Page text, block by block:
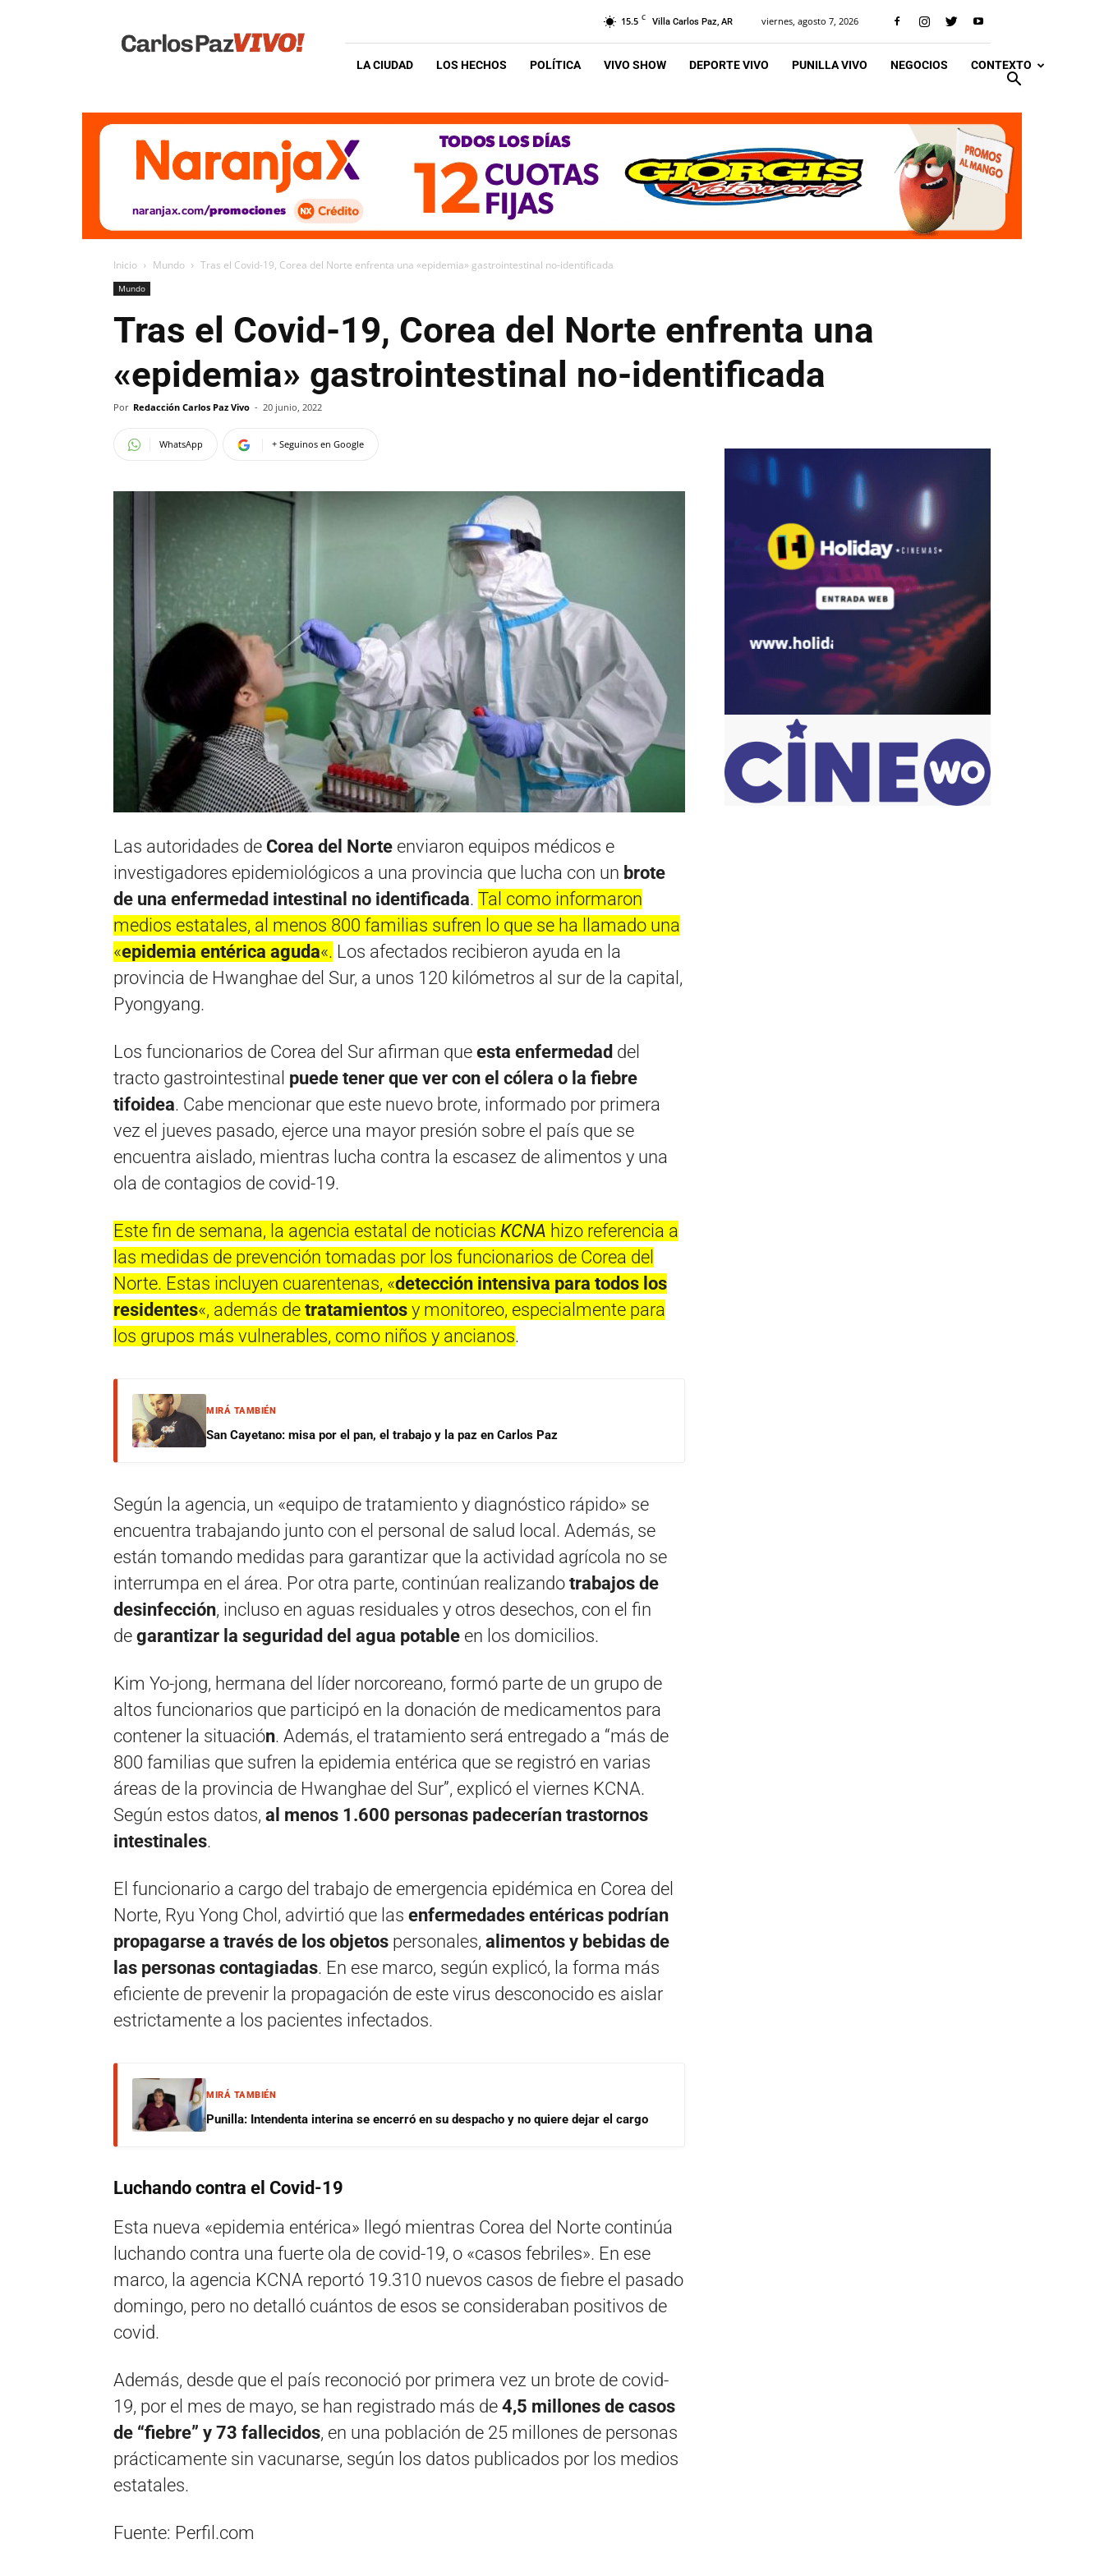
Vivo
15.5 C Villa Carlos Paz, AR viernes, agosto 7, 2026
LA CIUDAD LOS HECHOS POLÍTICA VIVO SHOW DEPORTE VIVO PUNILLA VIVO NEGOCIOS CONTEXTO
Inicio Mundo Tras el Covid-19, Corea del Norte enfrenta una «epidemia» gastrointestinal no-identificada
Mundo
Tras el Covid-19, Corea del Norte enfrenta una
«epidemia» gastrointestinal no-identificada
Por Redacción Carlos Paz Vivo - 20 junio, 2022
WhatsApp + Seguinos en Google
Las autoridades de Corea del Norte enviaron equipos médicos e
investigadores epidemiológicos a una provincia que lucha con un brote
de una enfermedad intestinal no identificada. Tal como informaron
medios estatales, al menos 800 familias sufren lo que se ha llamado una
«epidemia entérica aguda«. Los afectados recibieron ayuda en la
provincia de Hwanghae del Sur, a unos 120 kilómetros al sur de la capital,
Pyongyang.
Los funcionarios de Corea del Sur afirman que esta enfermedad del
tracto gastrointestinal puede tener que ver con el cólera o la fiebre
tifoidea. Cabe mencionar que este nuevo brote, informado por primera
vez el jueves pasado, ejerce una mayor presión sobre el país que se
encuentra aislado, mientras lucha contra la escasez de alimentos y una
ola de contagios de covid-19.
Este fin de semana, la agencia estatal de noticias KCNA hizo referencia a
las medidas de prevención tomadas por los funcionarios de Corea del
Norte. Estas incluyen cuarentenas, «detección intensiva para todos los
residentes«, además de tratamientos y monitoreo, especialmente para
los grupos más vulnerables, como niños y ancianos.
MIRÁ TAMBIÉN
San Cayetano: misa por el pan, el trabajo y la paz en Carlos Paz
Según la agencia, un «equipo de tratamiento y diagnóstico rápido» se
encuentra trabajando junto con el personal de salud local. Además, se
están tomando medidas para garantizar que la actividad agrícola no se
interrumpa en el área. Por otra parte, continúan realizando trabajos de
desinfección, incluso en aguas residuales y otros desechos, con el fin
de garantizar la seguridad del agua potable en los domicilios.
Kim Yo-jong, hermana del líder norcoreano, formó parte de un grupo de
altos funcionarios que participó en la donación de medicamentos para
contener la situación. Además, el tratamiento será entregado a “más de
800 familias que sufren la epidemia entérica que se registró en varias
áreas de la provincia de Hwanghae del Sur”, explicó el viernes KCNA.
Según estos datos, al menos 1.600 personas padecerían trastornos
intestinales.
El funcionario a cargo del trabajo de emergencia epidémica en Corea del
Norte, Ryu Yong Chol, advirtió que las enfermedades entéricas podrían
propagarse a través de los objetos personales, alimentos y bebidas de
las personas contagiadas. En ese marco, según explicó, la forma más
eficiente de prevenir la propagación de este virus desconocido es aislar
estrictamente a los pacientes infectados.
MIRÁ TAMBIÉN
Punilla: Intendenta interina se encerró en su despacho y no quiere dejar el cargo
Luchando contra el Covid-19
Esta nueva «epidemia entérica» llegó mientras Corea del Norte continúa
luchando contra una fuerte ola de covid-19, o «casos febriles». En ese
marco, la agencia KCNA reportó 19.310 nuevos casos de fiebre el pasado
domingo, pero no detalló cuántos de esos se consideraban positivos de
covid.
Además, desde que el país reconoció por primera vez un brote de covid-
19, por el mes de mayo, se han registrado más de 4,5 millones de casos
de “fiebre” y 73 fallecidos, en una población de 25 millones de personas
prácticamente sin vacunarse, según los datos publicados por los medios
estatales.
Fuente: Perfil.com